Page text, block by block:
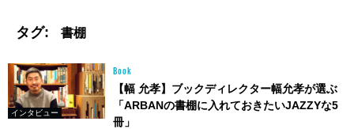
タグ: 書棚
インタビュー
Book
【幅 允孝】ブックディレクター幅允孝が選ぶ
「ARBANの書棚に入れておきたいJAZZYな5
冊」